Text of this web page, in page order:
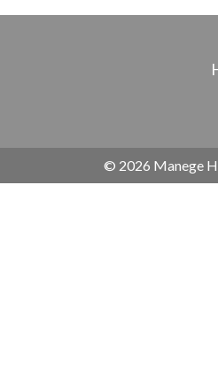
© 2026 Manege